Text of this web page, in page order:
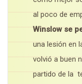
al poco de
Winslow se
una lesión en
volvió a buen
partido de la